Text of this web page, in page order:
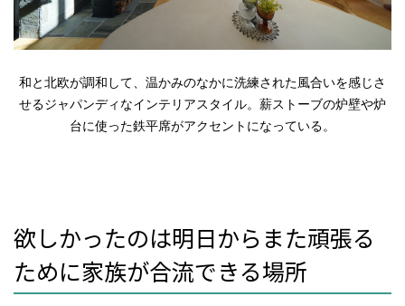
和と北欧が調和して、温かみのなかに洗練された風合いを感じさ
せるジャパンディなインテリアスタイル。薪ストーブの炉壁や炉
台に使った鉄平席がアクセントになっている。
欲しかったのは明日からまた頑張る
ために家族が合流できる場所